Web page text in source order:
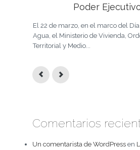
Poder
El 22 de marzo, en el marco del
Agua, el Ministerio de Vivienda,
Territorial y Medio...
Comentarios
Un comentarista de WordPress en